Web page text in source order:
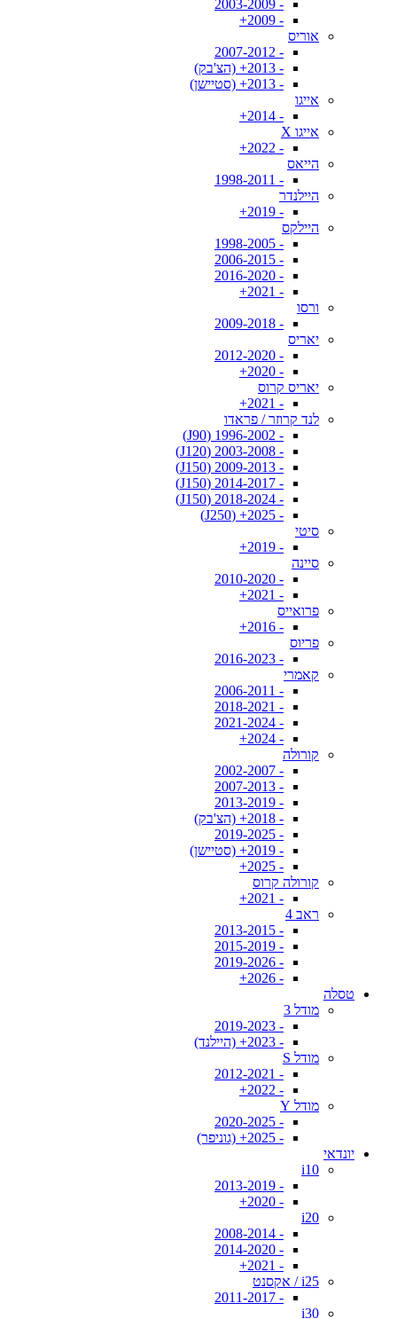
- 2003-2009
- 2009+
אוריס
- 2007-2012
- 2013+ (הצ'בק)
- 2013+ (סטיישן)
אייגו
- 2014+
אייגו X
- 2022+
הייאס
- 1998-2011
היילנדר
- 2019+
היילקס
- 1998-2005
- 2006-2015
- 2016-2020
- 2021+
ורסו
- 2009-2018
יאריס
- 2012-2020
- 2020+
יאריס קרוס
- 2021+
לנד קרוזר / פראדו
- 1996-2002 (J90)
- 2003-2008 (J120)
- 2009-2013 (J150)
- 2014-2017 (J150)
- 2018-2024 (J150)
- 2025+ (J250)
סיטי
- 2019+
סיינה
- 2010-2020
- 2021+
פרואייס
- 2016+
פריוס
- 2016-2023
קאמרי
- 2006-2011
- 2018-2021
- 2021-2024
- 2024+
קורולה
- 2002-2007
- 2007-2013
- 2013-2019
- 2018+ (הצ'בק)
- 2019-2025
- 2019+ (סטיישן)
- 2025+
קורולה קרוס
- 2021+
ראב 4
- 2013-2015
- 2015-2019
- 2019-2026
- 2026+
טסלה
מודל 3
- 2019-2023
- 2023+ (היילנד)
מודל S
- 2012-2021
- 2022+
מודל Y
- 2020-2025
- 2025+ (גוניפר)
יונדאי
i10
- 2013-2019
- 2020+
i20
- 2008-2014
- 2014-2020
- 2021+
i25 / אקסנט
- 2011-2017
i30